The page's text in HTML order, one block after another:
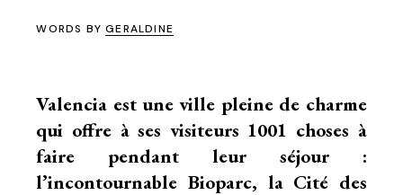
WORDS BYGERALDINE
Valencia est une ville pleine de charme
qui offre à ses visiteurs 1001 choses à
faire pendant leur séjour :
l’incontournable Bioparc, la Cité des